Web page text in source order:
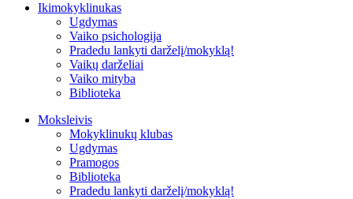
Ikimokyklinukas
Ugdymas
Vaiko psichologija
Pradedu lankyti darželį/mokyklą!
Vaikų darželiai
Vaiko mityba
Biblioteka
Moksleivis
Mokyklinukų klubas
Ugdymas
Pramogos
Biblioteka
Pradedu lankyti darželį/mokyklą!